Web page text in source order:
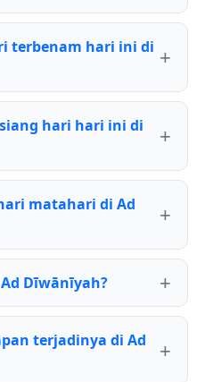
terbenam hari ini di
hari hari ini di
matahari di Ad
Dīwānīyah?
terjadinya di Ad